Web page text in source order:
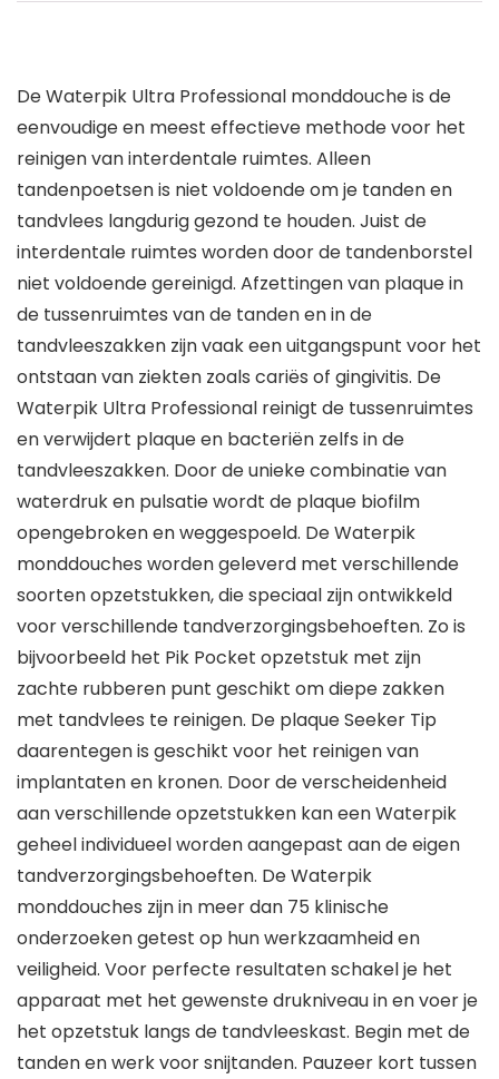
De Waterpik Ultra Professional monddouche is de
eenvoudige en meest effectieve methode voor het
reinigen van interdentale ruimtes. Alleen
tandenpoetsen is niet voldoende om je tanden en
tandvlees langdurig gezond te houden. Juist de
interdentale ruimtes worden door de tandenborstel
niet voldoende gereinigd. Afzettingen van plaque in
de tussenruimtes van de tanden en in de
tandvleeszakken zijn vaak een uitgangspunt voor het
ontstaan van ziekten zoals cariës of gingivitis. De
Waterpik Ultra Professional reinigt de tussenruimtes
en verwijdert plaque en bacteriën zelfs in de
tandvleeszakken. Door de unieke combinatie van
waterdruk en pulsatie wordt de plaque biofilm
opengebroken en weggespoeld. De Waterpik
monddouches worden geleverd met verschillende
soorten opzetstukken, die speciaal zijn ontwikkeld
voor verschillende tandverzorgingsbehoeften. Zo is
bijvoorbeeld het Pik Pocket opzetstuk met zijn
zachte rubberen punt geschikt om diepe zakken
met tandvlees te reinigen. De plaque Seeker Tip
daarentegen is geschikt voor het reinigen van
implantaten en kronen. Door de verscheidenheid
aan verschillende opzetstukken kan een Waterpik
geheel individueel worden aangepast aan de eigen
tandverzorgingsbehoeften. De Waterpik
monddouches zijn in meer dan 75 klinische
onderzoeken getest op hun werkzaamheid en
veiligheid. Voor perfecte resultaten schakel je het
apparaat met het gewenste drukniveau in en voer je
het opzetstuk langs de tandvleeskast. Begin met de
tanden en werk voor snijtanden. Pauzeer kort tussen